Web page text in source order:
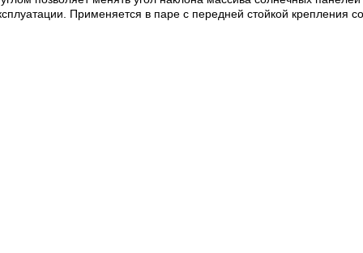
Применяется в паре с передней стойкой крепления